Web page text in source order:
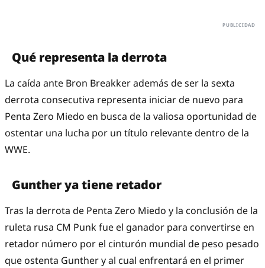
Qué representa la derrota
La caída ante Bron Breakker además de ser la sexta
derrota consecutiva representa iniciar de nuevo para
Penta Zero Miedo en busca de la valiosa oportunidad de
ostentar una lucha por un título relevante dentro de la
WWE.
Gunther ya tiene retador
Tras la derrota de Penta Zero Miedo y la conclusión de la
ruleta rusa CM Punk fue el ganador para convertirse en
retador número por el cinturón mundial de peso pesado
que ostenta Gunther y al cual enfrentará en el primer